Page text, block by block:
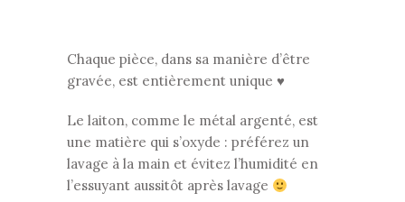
Chaque pièce, dans sa manière d’être
gravée, est entièrement unique ♥
Le laiton, comme le métal argenté, est
une matière qui s’oxyde : préférez un
lavage à la main et évitez l’humidité en
l’essuyant aussitôt après lavage